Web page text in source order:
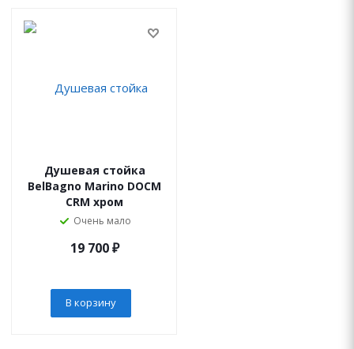
Душевая стойка
BelBagno Marino DOCM
CRM хром
Очень мало
19 700₽
В корзину